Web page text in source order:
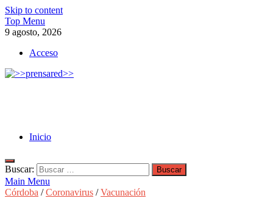
Skip to content
Top Menu
9 agosto, 2026
Acceso
Inicio
Buscar:
Main Menu
Córdoba /Coronavirus /Vacunación